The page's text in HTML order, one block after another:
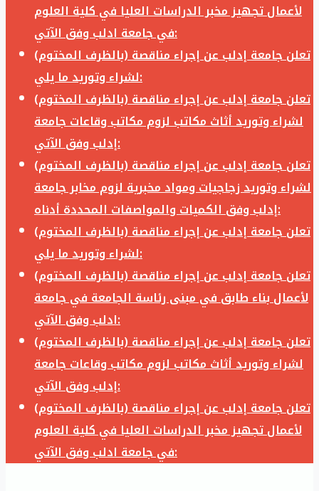
لأعمال تجهيز مخبر الدراسات العليا في كلية العلوم
في جامعة ادلب وفق الآتي:
تعلن جامعة إدلب عن إجراء مناقصة (بالظرف المختوم)
لشراء وتوريد ما يلي:
تعلن جامعة إدلب عن إجراء مناقصة (بالظرف المختوم)
لشراء وتوريد أثاث مكاتب لزوم مكاتب وقاعات جامعة
إدلب وفق الآتي:
تعلن جامعة إدلب عن إجراء مناقصة (بالظرف المختوم)
لشراء وتوريد زجاجيات ومواد مخبرية لزوم مخابر جامعة
إدلب وفق الكميات والمواصفات المحددة أدناه:
تعلن جامعة إدلب عن إجراء مناقصة (بالظرف المختوم)
لشراء وتوريد ما يلي:
تعلن جامعة إدلب عن إجراء مناقصة (بالظرف المختوم)
لأعمال بناء طابق في مبنى رئاسة الجامعة في جامعة
ادلب وفق الآتي:
تعلن جامعة إدلب عن إجراء مناقصة (بالظرف المختوم)
لشراء وتوريد أثاث مكاتب لزوم مكاتب وقاعات جامعة
إدلب وفق الآتي:
تعلن جامعة إدلب عن إجراء مناقصة (بالظرف المختوم)
لأعمال تجهيز مخبر الدراسات العليا في كلية العلوم
في جامعة ادلب وفق الآتي: